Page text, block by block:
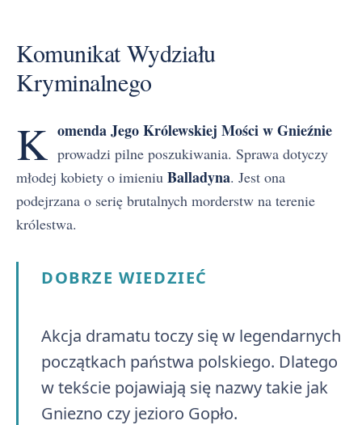
Komunikat Wydziału
Kryminalnego
K omenda Jego Królewskiej Mości w Gnieźnie
prowadzi pilne poszukiwania. Sprawa dotyczy
młodej kobiety o imieniu Balladyna. Jest ona
podejrzana o serię brutalnych morderstw na terenie
królestwa.
DOBRZE WIEDZIEĆ
Akcja dramatu toczy się w legendarnych
początkach państwa polskiego. Dlatego
w tekście pojawiają się nazwy takie jak
Gniezno czy jezioro Gopło.